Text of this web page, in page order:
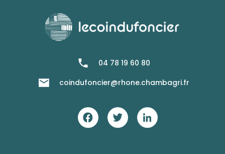
04 78 19 60 80
coindufoncier@rhone.chambagri.fr